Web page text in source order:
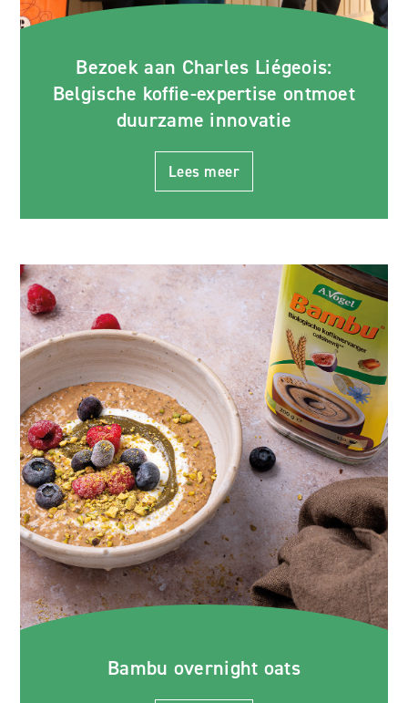
Bezoek aan Charles Liégeois:
Belgische koffie-expertise ontmoet
duurzame innovatie
Lees meer
Bambu overnight oats